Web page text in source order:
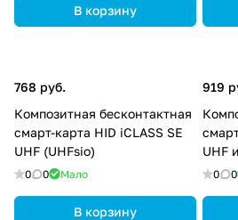
В корзину
768 руб.
Композитная бесконтактная
смарт-карта HID iCLASS SE
UHF (UHFsio)
0 0 Мало
В корзину
919
UHF
0 0